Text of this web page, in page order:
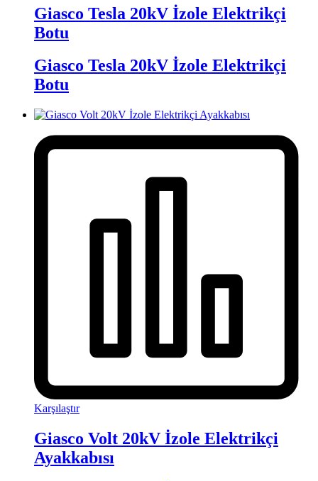
Giasco Tesla 20kV İzole Elektrikçi
Botu
Giasco Tesla 20kV İzole Elektrikçi
Botu
Karşılaştır
Giasco Volt 20kV İzole Elektrikçi
Ayakkabısı